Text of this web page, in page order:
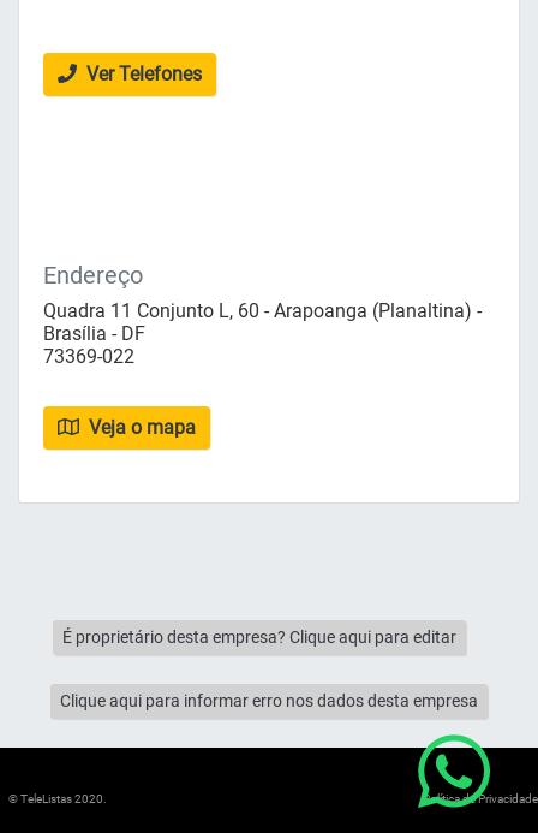
Ver Telefones
Endereço
Quadra 11 Conjunto L, 60 - Arapoanga (Planaltina) -
Brasília - DF
73369-022
Veja o mapa
É proprietário desta empresa? Clique aqui para editar
Clique aqui para informar erro nos dados desta empresa
© TeleListas 2020. Política de Privacidade